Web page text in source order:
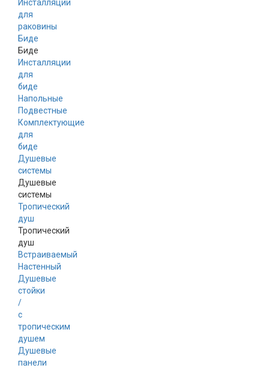
Инсталляции
для
раковины
Биде
Биде
Инсталляции
для
биде
Напольные
Подвестные
Комплектующие
для
биде
Душевые
системы
Душевые
системы
Тропический
душ
Тропический
душ
Встраиваемый
Настенный
Душевые
стойки
/
с
тропическим
душем
Душевые
панели